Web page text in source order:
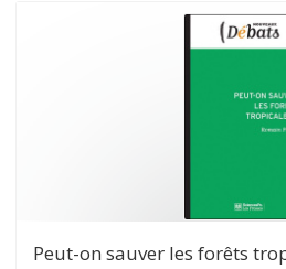
Peut-on sauver les forêts